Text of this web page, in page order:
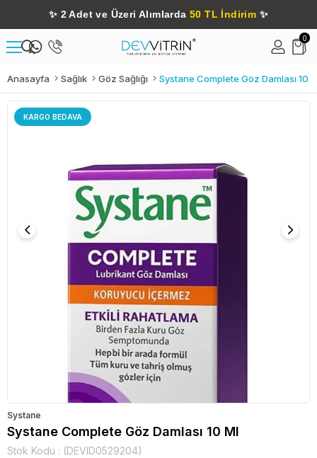
✨ 2 Adet ve Üzeri Alımlarda 50 TL İndirim ✨
0
Anasayfa Sağlık Göz Sağlığı Systane Complete Göz Damlası 10
KARGO BEDAVA
Systane
Systane Complete Göz Damlası 10 Ml
Stok Kodu (DEVID0529204)